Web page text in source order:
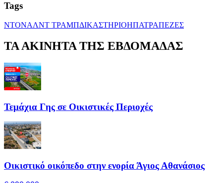
Tags
ΝΤΟΝΑΛΝΤ ΤΡΑΜΠΔΙΚΑΣΤΗΡΙΟΗΠΑΤΡΑΠΕΖΕΣ
ΤΑ ΑΚΙΝΗΤΑ ΤΗΣ ΕΒΔΟΜΑΔΑΣ
Τεμάχια Γης σε Οικιστικές Περιοχές
Οικιστικό οικόπεδο στην ενορία Άγιος Αθανάσιος